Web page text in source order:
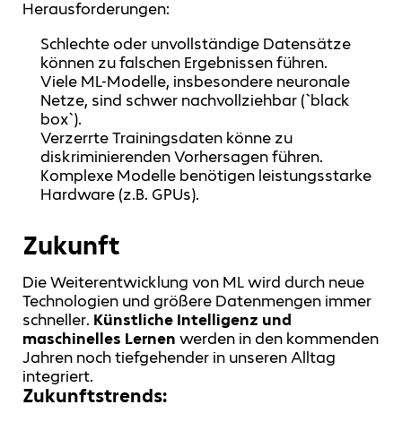
Herausforderungen:
Schlechte oder unvollständige Datensätze
können zu falschen Ergebnissen führen.
Viele ML-Modelle, insbesondere neuronale
Netze, sind schwer nachvollziehbar (`black
box`).
Verzerrte Trainingsdaten könne zu
diskriminierenden Vorhersagen führen.
Komplexe Modelle benötigen leistungsstarke
Hardware (z.B. GPUs).
Zukunft
Die Weiterentwicklung von ML wird durch neue
Technologien und größere Datenmengen immer
schneller. Künstliche Intelligenz und
maschinelles Lernen werden in den kommenden
Jahren noch tiefgehender in unseren Alltag
integriert.
Zukunftstrends: